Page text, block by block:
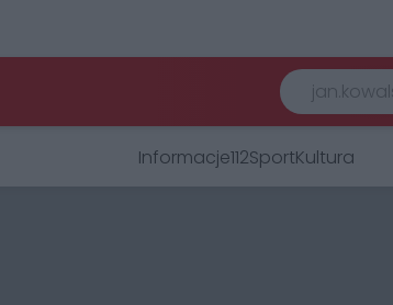
Informacje112SportKultura